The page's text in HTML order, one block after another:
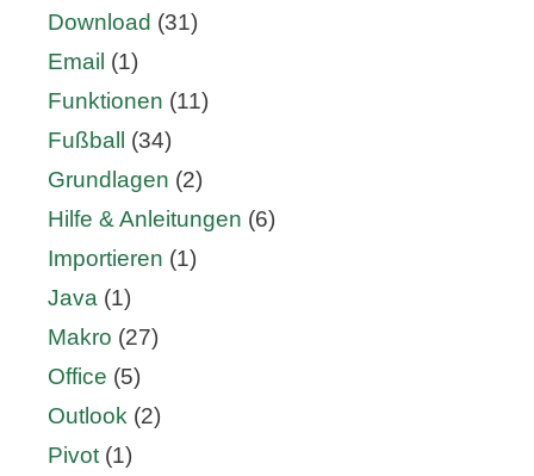
Download (31)
Email (1)
Funktionen (11)
Fußball
(34)
Grundlagen (2)
Hilfe & Anleitungen (6)
Importieren (1)
Java (1)
Makro (27)
Office (5)
Outlook (2)
Pivot(1)